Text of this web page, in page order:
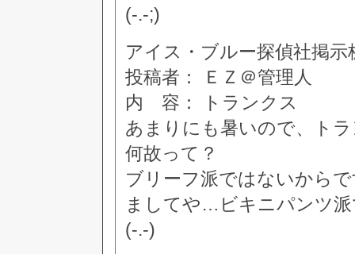
(-.-;)
アイス・ブルー探偵社掲
投稿者： ＥＺ＠管理人
内 容： トランクス
あまりにも暑いので、ト
何故って？
ブリーフ派ではないから
ましてや…ビキニパンツ
(-.-)